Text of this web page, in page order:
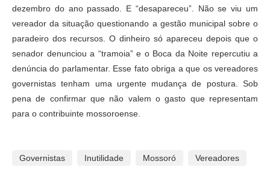
dezembro do ano passado. E “desapareceu”. Não se viu um
vereador da situação questionando a gestão municipal sobre o
paradeiro dos recursos. O dinheiro só apareceu depois que o
senador denunciou a “tramoia” e o Boca da Noite repercutiu a
denúncia do parlamentar. Esse fato obriga a que os vereadores
governistas tenham uma urgente mudança de postura. Sob
pena de confirmar que não valem o gasto que representam
para o contribuinte mossoroense.
Governistas Inutilidade Mossoró Vereadores